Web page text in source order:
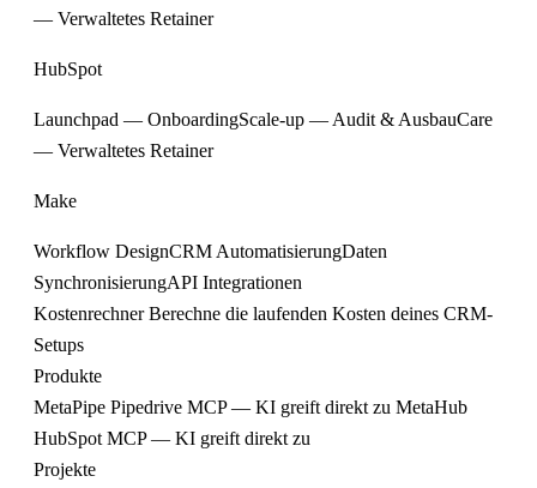
— Verwaltetes Retainer
HubSpot
Launchpad — OnboardingScale-up — Audit & AusbauCare
— Verwaltetes Retainer
Make
Workflow DesignCRM AutomatisierungDaten
SynchronisierungAPI Integrationen
KostenrechnerBerechne die laufenden Kosten deines CRM-
Setups
Produkte
MetaPipe Pipedrive MCP — KI greift direkt zu MetaHub
HubSpot MCP — KI greift direkt zu
Projekte